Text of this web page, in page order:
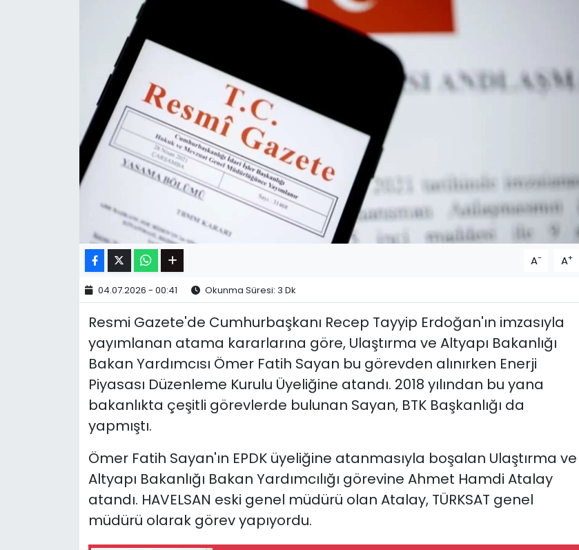
A- A+
04.07.2026 - 00:41 Okunma Süresi: 3 Dk
Resmi Gazete'de Cumhurbaşkanı Recep Tayyip Erdoğan'ın imzasıyla
yayımlanan atama kararlarına göre, Ulaştırma ve Altyapı Bakanlığı
Bakan Yardımcısı Ömer Fatih Sayan bu görevden alınırken Enerji
Piyasası Düzenleme Kurulu Üyeliğine atandı. 2018 yılından bu yana
bakanlıkta çeşitli görevlerde bulunan Sayan, BTK Başkanlığı da
yapmıştı.
Ömer Fatih Sayan'ın EPDK üyeliğine atanmasıyla boşalan Ulaştırma ve
Altyapı Bakanlığı Bakan Yardımcılığı görevine Ahmet Hamdi Atalay
atandı. HAVELSAN eski genel müdürü olan Atalay, TÜRKSAT genel
müdürü olarak görev yapıyordu.